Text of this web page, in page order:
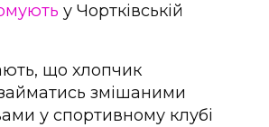
у Чортківській
що хлопчик
змішаними
у спортивному клубі